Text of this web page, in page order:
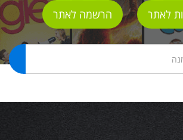
לאתר הרשמה לאתר